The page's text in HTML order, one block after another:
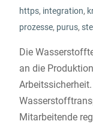
https, integration,
prozesse, purus,
Die
an die
Mitarbeitende